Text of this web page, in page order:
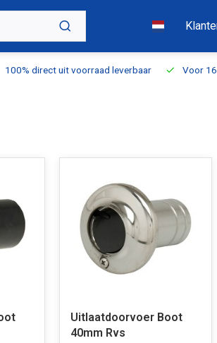
direct uit voorraad leverbaar Voor
Uitlaatdoorvoer Boot
40mm Rvs